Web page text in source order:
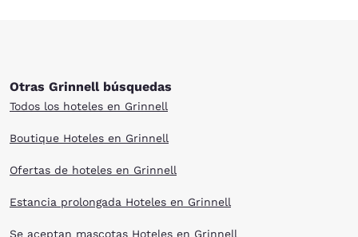
Otras Grinnell búsquedas
Todos los hoteles en Grinnell
Boutique Hoteles en Grinnell
Ofertas de hoteles en Grinnell
Estancia prolongada Hoteles en Grinnell
Se aceptan mascotas Hoteles en Grinnell